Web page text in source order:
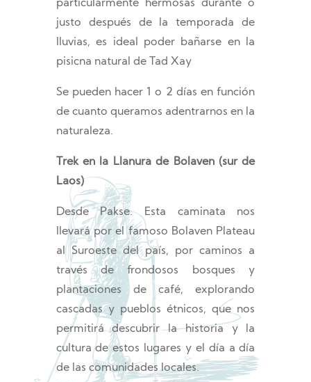
particularmente hermosas durante o
justo después de la temporada de
lluvias, es ideal poder bañarse en la
pisicna natural de Tad Xay
Se pueden hacer 1 o 2 días en función
de cuanto queramos adentrarnos en la
naturaleza.
Trek en la Llanura de Bolaven (sur de
Laos)
Desde Pakse. Esta caminata nos
llevará por el famoso Bolaven Plateau
al Suroeste del país, por caminos a
través de frondosos bosques y
plantaciones de café, explorando
cascadas y pueblos étnicos, que nos
permitirá descubrir la historia y la
cultura de estos lugares y el día a día
de las comunidades locales.